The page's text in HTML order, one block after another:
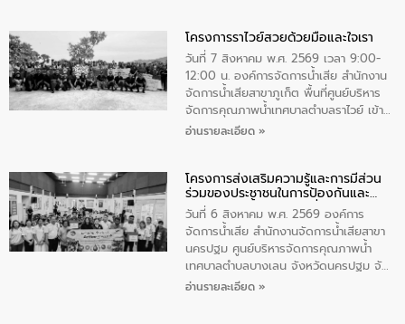
ทองคำและประกาศเกียรติคุณให้แก่ กำนัน
ผู้ใหญ่บ้านยอดเยี่ยม พร้อมกล่าวชื่นชม ให้
โอวาท และมอบนโยบาย
โครงการราไวย์สวยด้วยมือและใจเรา
วันที่ 7 สิงหาคม พ.ศ. 2569 เวลา 9:00-
12:00 น. องค์การจัดการน้ำเสีย สำนักงาน
จัดการน้ำเสียสาขาภูเก็ต พื้นที่ศูนย์บริหาร
จัดการคุณภาพน้ำเทศบาลตำบลราไวย์ เข้า
ร่วมโครงการราไวย์สวยด้วยมือและใจเรา
ประชาชน ตัวแทนจากโรงแรมต่างๆ ในเขต
เทศบาลตำบลราไวย์ ศูนย์บริหารจัดการ
คุณภาพน้ำเทศบาลตำบลราไวย์ นำโดยนาย
น้อย แก้วเศษ ผู้จัดการสำนักงานจัดการน้ำ
เสียสาขาภูเก็ต พร้อมด้วยเจ้าหน้าที่ จำนวน
5 คน ร่วมทำกิจกรรม ทำความสะอาด
ชายหาดและแหล่งท่องเที่ยว ณ บริเวณ
อ่านรายละเอียด »
โครงการส่งเสริมความรู้และการมีส่วน
ร่วมของประชาชนในการป้องกันและ
แก้ไขปัญหาน้ำเสียอย่างยั่งยืน
วันที่ 6 สิงหาคม พ.ศ. 2569 องค์การ
จัดการน้ำเสีย สำนักงานจัดการน้ำเสียสาขา
นครปฐม ศูนย์บริหารจัดการคุณภาพน้ำ
เทศบาลตำบลบางเลน จังหวัดนครปฐม จัด
กิจกรรมภายใต้โครงการส่งเสริมความรู้และ
อ่านรายละเอียด »